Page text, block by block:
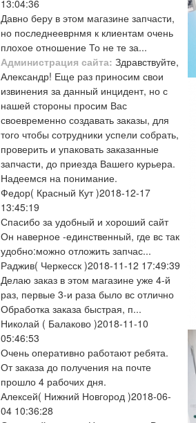
13:04:36
Давно беру в этом магазине запчасти,
но последнееврнмя к клиентам очень
плохое отношение То не те за...
Администрация сайта: Здравствуйте,
Александр! Еще раз приносим свои
извинения за данный инцидент, но с
нашей стороны просим Вас
своевременно создавать заказы, для
того чтобы сотрудники успели собрать,
проверить и упаковать заказанные
запчасти, до приезда Вашего курьера.
Надеемся на понимание.
Федор( Красный Кут )2018-12-17
13:45:19
Спасибо за удобный и хороший сайт
Он наверное -единственный, где вс так
удобно:можно отложить запчас...
Раджив( Черкесск )2018-11-12 17:49:39
Делаю заказ в этом магазине уже 4-й
раз, первые 3-и раза было вс отлично
Обработка заказа быстрая, п...
Николай ( Балаково )2018-11-10
05:46:53
Очень оперативно работают ребята.
От заказа до получения на почте
прошло 4 рабочих дня.
Алексей( Нижний Новгород )2018-06-
04 10:36:28